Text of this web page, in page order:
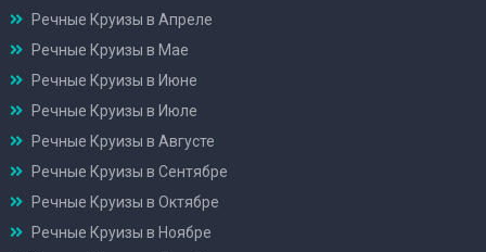
Речные Круизы в Апреле
Речные Круизы в Мае
Речные Круизы в Июне
Речные Круизы в Июле
Речные Круизы в Августе
Речные Круизы в Сентябре
Речные Круизы в Октябре
Речные Круизы в Ноябре